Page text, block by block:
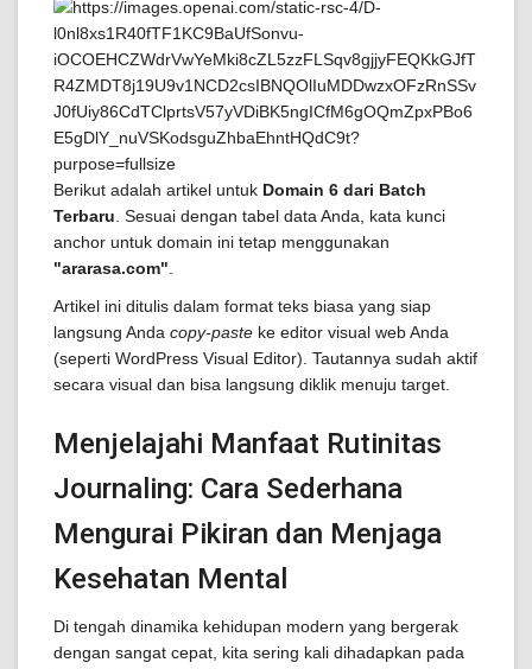
Berikut adalah artikel untuk Domain 6 dari Batch
Terbaru . Sesuai dengan tabel data Anda, kata kunci
anchor untuk domain ini tetap menggunakan
"ararasa.com"
Artikel ini ditulis dalam format teks biasa yang siap
langsung Anda copy-paste ke editor visual web Anda
(seperti WordPress Visual Editor). Tautannya sudah aktif
secara visual dan bisa langsung diklik menuju target.
Menjelajahi Manfaat Rutinitas
Journaling: Cara Sederhana
Mengurai Pikiran dan Menjaga
Kesehatan Mental
Di tengah dinamika kehidupan modern yang bergerak
dengan sangat cepat, kita sering kali dihadapkan pada